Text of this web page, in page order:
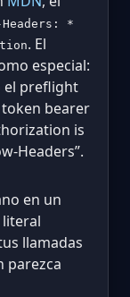
*
. El
especial:
el preflight
bearer
is
Headers”.
en un
llamadas
parezca